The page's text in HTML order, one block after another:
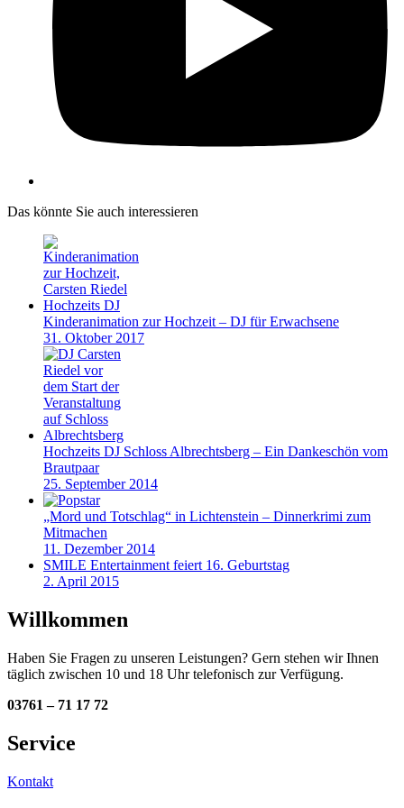
Das könnte Sie auch interessieren
Kinderanimation zur Hochzeit – DJ für Erwachsene
31. Oktober 2017
Hochzeits DJ Schloss Albrechtsberg – Ein Dankeschön vom
Brautpaar
25. September 2014
„Mord und Totschlag“ in Lichtenstein – Dinnerkrimi zum
Mitmachen
11. Dezember 2014
SMILE Entertainment feiert 16. Geburtstag
2. April 2015
Willkommen
Haben Sie Fragen zu unseren Leistungen? Gern stehen wir Ihnen
täglich zwischen 10 und 18 Uhr telefonisch zur Verfügung.
03761 – 71 17 72
Service
Kontakt